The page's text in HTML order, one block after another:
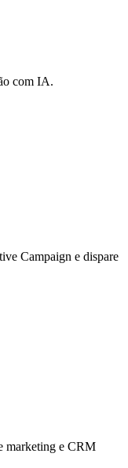
com IA.
Campaign e dispare
marketing e CRM